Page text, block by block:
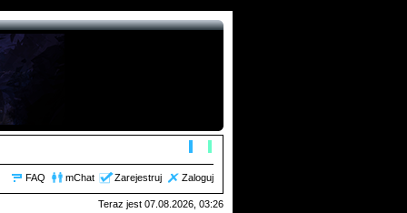
FAQ mChat Zarejestruj Zaloguj
Teraz jest 07.08.2026, 03:26